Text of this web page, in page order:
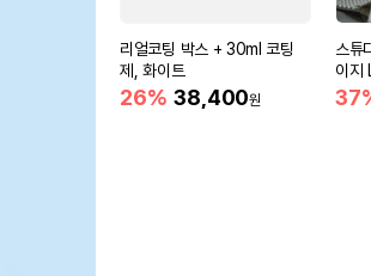
리얼코팅 박스 + 30ml 코팅
제, 화이트
26% 38,400원
스튜
이지